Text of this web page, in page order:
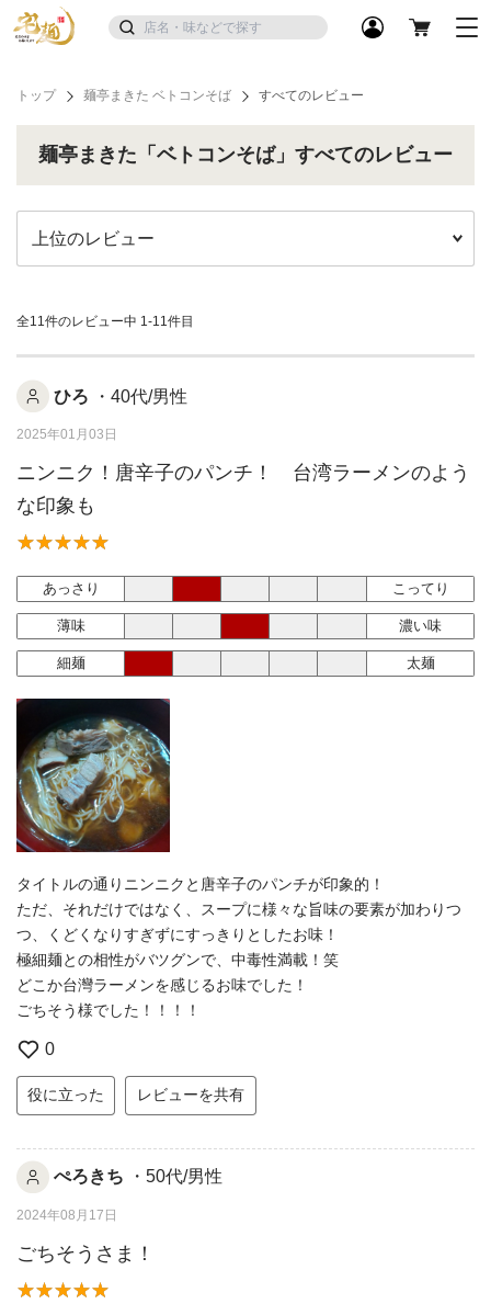
トップ 麺亭まきた ベトコンそば すべてのレビュー
麺亭まきた「ベトコンそば」すべてのレビュー
全11件のレビュー中 1-11件目
ひろ ・40代/男性
2025年01月03日
ニンニク！唐辛子のパンチ！ 台湾ラーメンのよう
な印象も
あっさり こってり
薄味 濃い味
細麺 太麺
タイトルの通りニンニクと唐辛子のパンチが印象的！
ただ、それだけではなく、スープに様々な旨味の要素が加わりつ
つ、くどくなりすぎずにすっきりとしたお味！
極細麺との相性がバツグンで、中毒性満載！笑
どこか台灣ラーメンを感じるお味でした！
ごちそう様でした！！！！
0
役に立った レビューを共有
ぺろきち ・50代/男性
2024年08月17日
ごちそうさま！